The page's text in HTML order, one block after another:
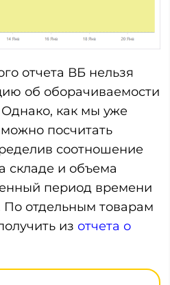
отчета ВБ нельзя
об оборачиваемости
Однако, как мы уже
посчитать
соотношение
складе и объема
период времени
По отдельным товарам
из отчета о